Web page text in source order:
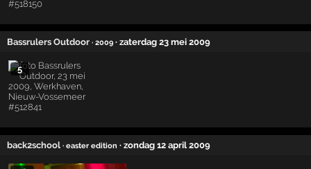
Bassrulers Outdoor · 2009 · zaterdag 23 mei 2009
5
back2school · easter edition · zondag 12 april 2009